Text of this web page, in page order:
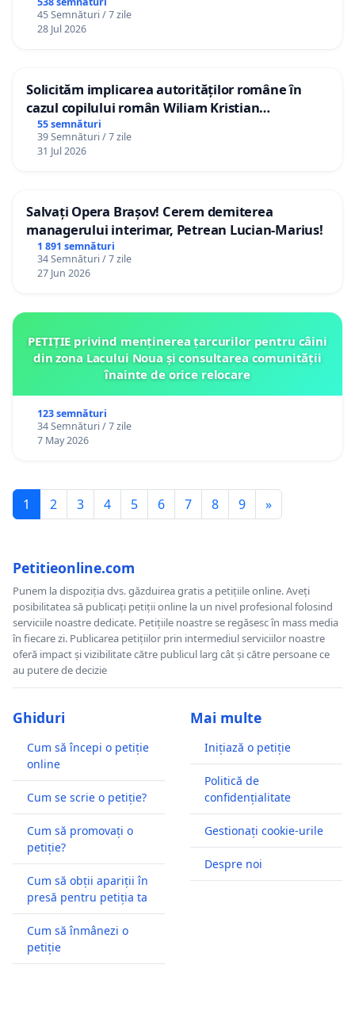
45 Semnături / 7 zile
28 Jul 2026
Solicităm implicarea autorităților române în
cazul copilului român Wiliam Kristian
Gheorghe, aflat în plasament în Danemarca de
12 ani
55 semnături
39 Semnături / 7 zile
31 Jul 2026
Salvați Opera Brașov! Cerem demiterea
managerului interimar, Petrean Lucian-Marius!
1 891 semnături
34 Semnături / 7 zile
27 Jun 2026
PETIȚIE privind menținerea țarcurilor pentru câini
din zona Lacului Noua și consultarea comunității
înainte de orice relocare
123 semnături
34 Semnături / 7 zile
7 May 2026
1 2 3 4 5 6 7 8 9 »
Petitieonline.com
Punem la dispoziția dvs. găzduirea gratis a petițiile online. Aveți
posibilitatea să publicați petiții online la un nivel profesional folosind
serviciile noastre dedicate. Petițiile noastre se regăsesc în mass media
în fiecare zi. Publicarea petițiilor prin intermediul serviciilor noastre
oferă impact și vizibilitate către publicul larg cât și către persoane ce
au putere de decizie
Ghiduri
Cum să începi o petiție
online
Cum se scrie o petiție?
Cum să promovați o
petiție?
Cum să obții apariții în
presă pentru petiția ta
Cum să înmânezi o
petiție
Mai multe
Inițiază o petiție
Politică de
confidențialitate
Gestionați cookie-urile
Despre noi